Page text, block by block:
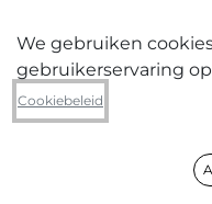
Nick Ervinck
We gebruiken
gebruikerservaring
Cookiebeleid